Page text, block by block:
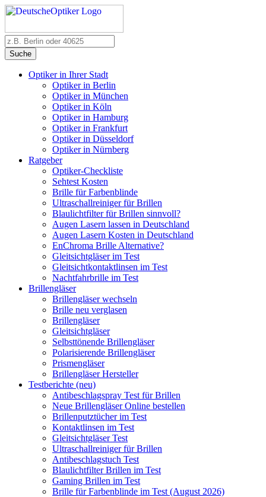
Suche
Optiker in Ihrer Stadt
Optiker in Berlin
Optiker in München
Optiker in Köln
Optiker in Hamburg
Optiker in Frankfurt
Optiker in Düsseldorf
Optiker in Nürnberg
Ratgeber
Optiker-Checkliste
Sehtest Kosten
Brille für Farbenblinde
Ultraschallreiniger für Brillen
Blaulichtfilter für Brillen sinnvoll?
Augen Lasern lassen in Deutschland
Augen Lasern Kosten in Deutschland
EnChroma Brille Alternative?
Gleitsichtgläser im Test
Gleitsichtkontaktlinsen im Test
Nachtfahrbrille im Test
Brillengläser
Brillengläser wechseln
Brille neu verglasen
Brillengläser
Gleitsichtgläser
Selbsttönende Brillengläser
Polarisierende Brillengläser
Prismengläser
Brillengläser Hersteller
Testberichte (neu)
Antibeschlagspray Test für Brillen
Neue Brillengläser Online bestellen
Brillenputztücher im Test
Kontaktlinsen im Test
Gleitsichtgläser Test
Ultraschallreiniger für Brillen
Antibeschlagstuch Test
Blaulichtfilter Brillen im Test
Gaming Brillen im Test
Brille für Farbenblinde im Test (August 2026)